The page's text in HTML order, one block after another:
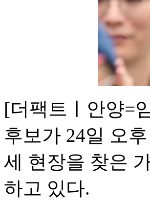
[더팩트ㅣ안양=
후보가 24일 오
세 현장을 찾은
하고 있다.